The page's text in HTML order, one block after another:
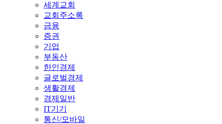
세계교회
교회주소록
금융
증권
기업
부동산
한인경제
글로벌경제
생활경제
경제일반
IT기기
통신/모바일